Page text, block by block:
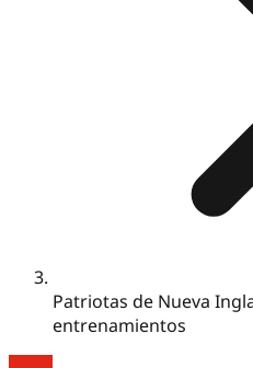
Patriotas de Nueva
entrenamientos